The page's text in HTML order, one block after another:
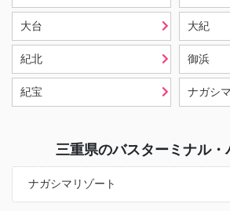
大台 大紀
紀北 御浜
紀宝 ナガシ
三重県のバスターミナル・
ナガシマリゾート